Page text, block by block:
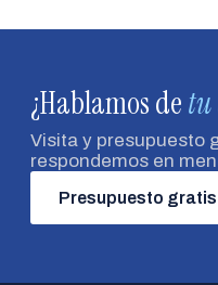
¿Hablamos detu
Visita y presupuesto
respondemos en
Presupuesto gratis